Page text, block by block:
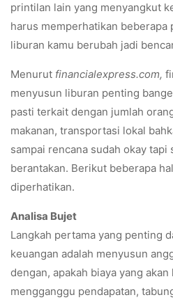
printilan lain yang menyangkut
harus memperhatikan
liburan kamu berubah jadi
Menurut financialexpress.com,
menyusun liburan penting
pasti terkait dengan jumlah
makanan, transportasi lokal
sampai rencana sudah okay tapi
berantakan. Berikut beberapa
diperhatikan.
Analisa Bujet
Langkah pertama yang penting
keuangan adalah menyusun
dengan, apakah biaya yang
mengganggu pendapatan,